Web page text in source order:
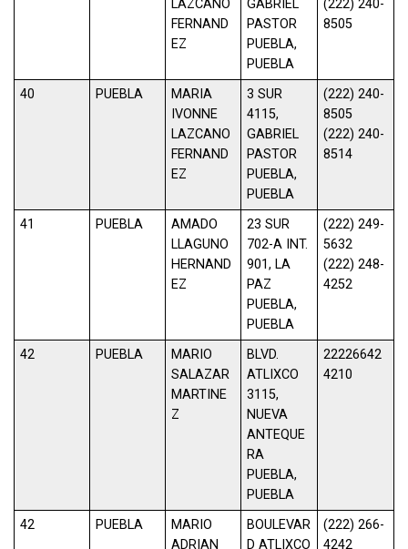
LAZCANO
FERNAND
EZ
GABRIEL
PASTOR
PUEBLA,
PUEBLA
(222) 240-
8505
40 PUEBLA
MARIA
IVONNE
LAZCANO
FERNAND
EZ
3 SUR
4115,
GABRIEL
PASTOR
PUEBLA,
PUEBLA
(222) 240-
8505
(222) 240-
8514
41 PUEBLA
AMADO
LLAGUNO
HERNAND
EZ
23 SUR
702-A INT.
901, LA
PAZ
PUEBLA,
PUEBLA
(222) 249-
5632
(222) 248-
4252
42 PUEBLA
MARIO
SALAZAR
MARTINE
Z
BLVD.
ATLIXCO
3115,
NUEVA
ANTEQUE
RA
PUEBLA,
PUEBLA
22226642
4210
42 PUEBLA
MARIO
ADRIAN
BOULEVAR
D ATLIXCO
(222) 266-
4242